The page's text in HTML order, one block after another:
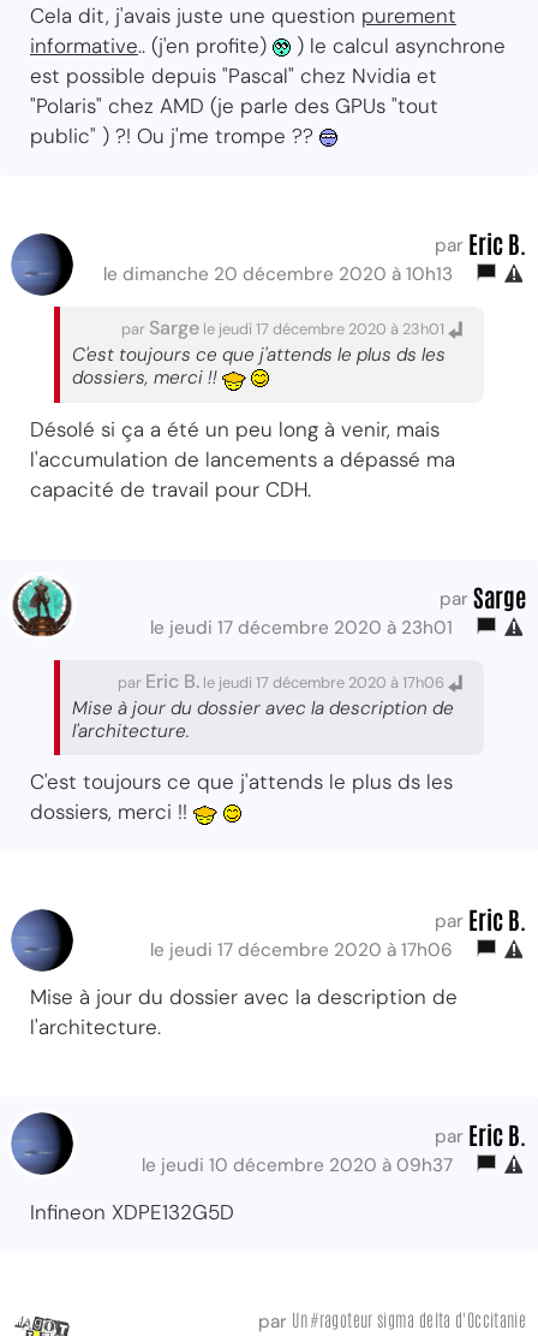
Cela dit, j'avais juste une question purement
informative.. (j'en profite)
) le calcul asynchrone
est possible depuis "Pascal" chez Nvidia et
"Polaris" chez AMD (je parle des GPUs "tout
public" ) ?! Ou j'me trompe ??
par Eric B.
le dimanche 20 décembre 2020 à 10h13
par Sarge le jeudi 17 décembre 2020 à 23h01
C'est toujours ce que j'attends le plus ds les
dossiers, merci !!
Désolé si ça a été un peu long à venir, mais
l'accumulation de lancements a dépassé ma
capacité de travail pour CDH.
par Sarge
le jeudi 17 décembre 2020 à 23h01
par Eric B. le jeudi 17 décembre 2020 à 17h06
Mise à jour du dossier avec la description de
l'architecture.
C'est toujours ce que j'attends le plus ds les
dossiers, merci !!
par Eric B.
le jeudi 17 décembre 2020 à 17h06
Mise à jour du dossier avec la description de
l'architecture.
par Eric B.
le jeudi 10 décembre 2020 à 09h37
Infineon XDPE132G5D
par Un #ragoteur sigma delta d'Occitanie